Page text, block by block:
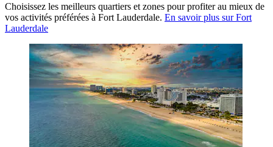
Choisissez les meilleurs quartiers et zones pour profiter au mieux de
vos activités préférées à Fort Lauderdale. En savoir plus sur Fort
Lauderdale